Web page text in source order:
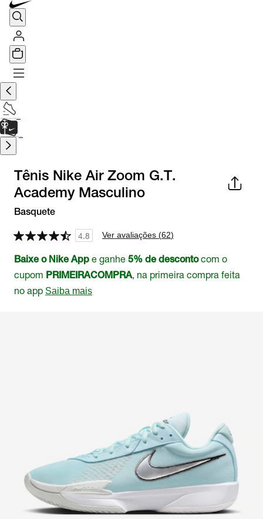
Tênis Nike Air Zoom G.T.
Academy Masculino
Basquete
4.8 Ver avaliações (62)
Baixe o Nike App e ganhe 5% de descontocom o
cupom PRIMEIRACOMPRA, na primeira compra feita
no app Saiba mais